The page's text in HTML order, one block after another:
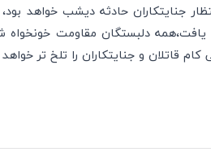
جنایتکاران حادثه دیشب خواهد
یافت،‌همه دلبستگان مقاومت
کام قاتلان و جنایتکاران را تلخ تر